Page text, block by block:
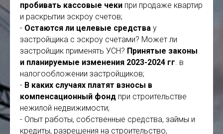
пробивать кассовые чеки при продаже квартир
и раскрытии эскроу счетов;
- Остаются ли целевые средства у
застройщика с эскроу счетами? Может ли
застройщик применять УСН? Принятые законы
и планируемые изменения 2023-2024 гг. в
налогообложении застройщиков;
- В каких случаях платят взносы в
компенсационный фонд при строительстве
нежилой недвижимости;
- Опыт работы, собственные средства, займы и
кредиты, разрешения на строительство,